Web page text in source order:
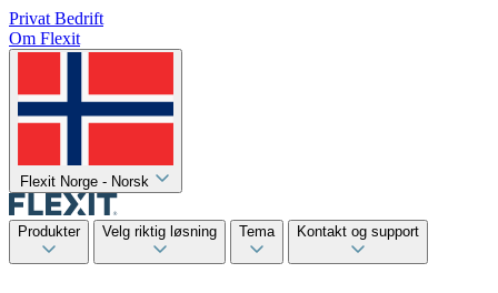
Privat Bedrift
Om Flexit
Flexit Norge - Norsk
Produkter Velg riktig løsning Tema Kontakt og support